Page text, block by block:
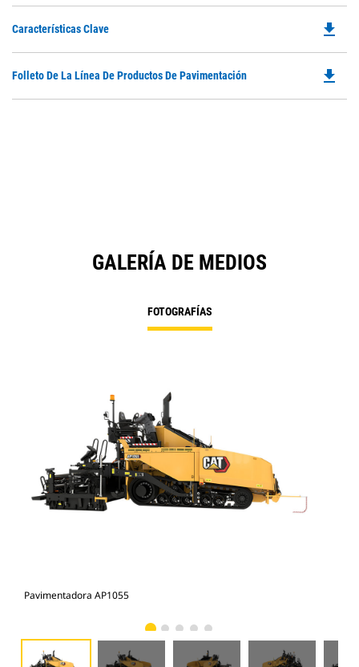
Características Clave
a
file_download
Folleto De La Línea De Productos De Pavimentación file_download
GALERÍA DE MEDIOS
FOTOGRAFÍAS
Pavimentadora AP1055